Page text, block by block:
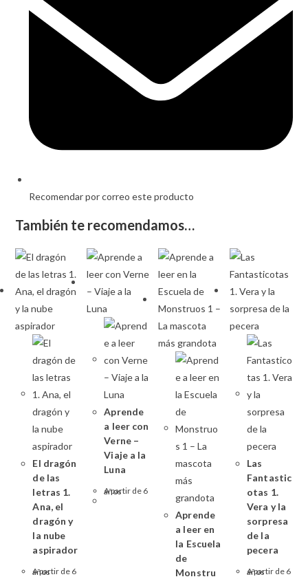
Recomendar por correo este producto
También te recomendamos…
El dragón
de las
letras 1.
Ana, el
dragón y
la nube
aspirador
A partir de 6 años
Aprende
a leer con
Verne –
Viaje a la
Luna
A partir de 6 años
Aprende
a leer en
la Escuela
de
Monstru
Las
Fantastic
otas 1.
Vera y la
sorpresa
de la
pecera
A partir de 6 años